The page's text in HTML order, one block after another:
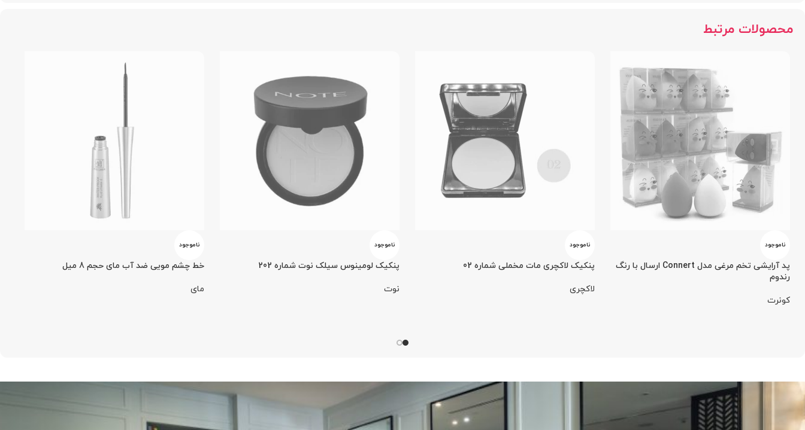
محصولات مرتبط
ناموجود
پد آرایشی تخم مرغی مدل Connert ارسال با رنگ
رندوم
کونرت
ناموجود
پنکیک لاکچری مات مخملی شماره 02
لاکچری
ناموجود
پنکیک لومینوس سیلک نوت شماره 202
نوت
ناموجود
خط چشم مویی ضد آب مای حجم 8 میل
مای